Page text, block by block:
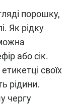
порошку,
Як рідку
або сік.
своїх
рідини.
чергу